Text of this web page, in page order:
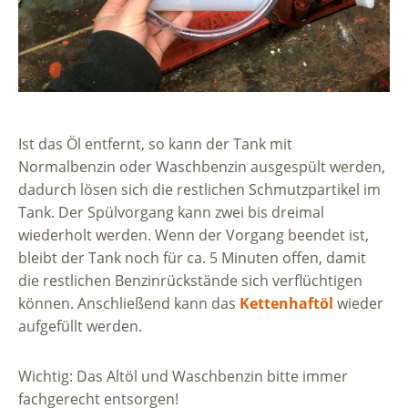
Ist das Öl entfernt, so kann der Tank mit
Normalbenzin oder Waschbenzin ausgespült werden,
dadurch lösen sich die restlichen Schmutzpartikel im
Tank. Der Spülvorgang kann zwei bis dreimal
wiederholt werden. Wenn der Vorgang beendet ist,
bleibt der Tank noch für ca. 5 Minuten offen, damit
die restlichen Benzinrückstände sich verflüchtigen
können. Anschließend kann das Kettenhaftöl wieder
aufgefüllt werden.
Wichtig: Das Altöl und Waschbenzin bitte immer
fachgerecht entsorgen!